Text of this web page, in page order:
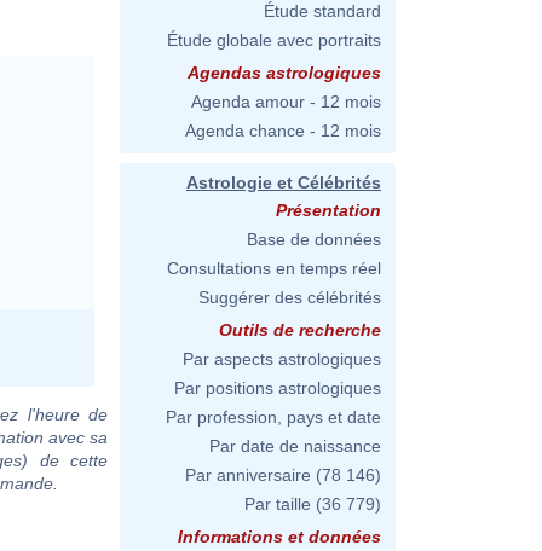
l'heure de
avec sa
de cette
Étude standard
Étude globale avec portraits
Agendas astrologiques
Agenda amour - 12 mois
Agenda chance - 12 mois
Astrologie et Célébrités
Présentation
Base de données
Consultations en temps réel
Suggérer des célébrités
Outils de recherche
Par aspects astrologiques
Par positions astrologiques
Par profession, pays et date
Par date de naissance
Par anniversaire (78 146)
Par taille (36 779)
Informations et données